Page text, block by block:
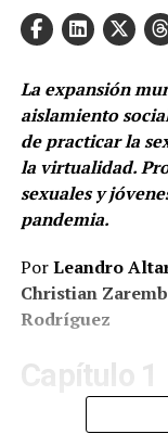
La expansión
aislamiento
de practicar la
la virtualidad.
sexuales y
pandemia.
PorLeandro
Christian
Rodríguez
Capítulo 1